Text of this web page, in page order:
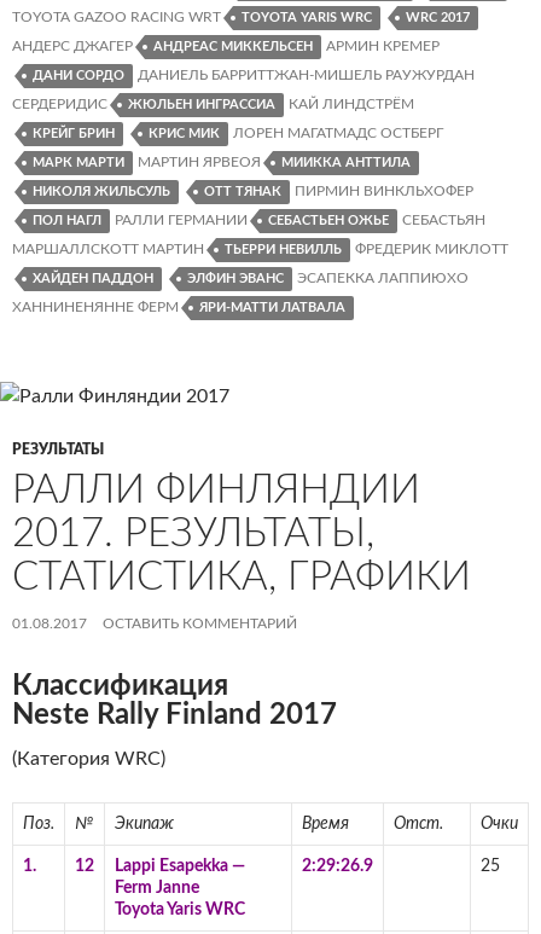
TOYOTA GAZOO RACING WRT TOYOTA YARIS WRC WRC 2017
АНДЕРС ДЖАГЕР АНДРЕАС МИККЕЛЬСЕН АРМИН КРЕМЕР
ДАНИ СОРДО
ДАНИЕЛЬ БАРРИТТЖАН-МИШЕЛЬ РАУЖУРДАН
СЕРДЕРИДИС
ЖЮЛЬЕН ИНГРАССИА КАЙ ЛИНДСТРЁМ
КРЕЙГ БРИН КРИС МИК ЛОРЕН МАГАТМАДС ОСТБЕРГ
МАРК МАРТИ МАРТИН ЯРВЕОЯ МИИККА АНТТИЛА
НИКОЛЯ ЖИЛЬСУЛЬ ОТТ ТЯНАК ПИРМИН ВИНКЛЬХОФЕР
ПОЛ НАГЛ РАЛЛИ ГЕРМАНИИ СЕБАСТЬЕН ОЖЬЕ
СЕБАСТЬЯН
МАРШАЛЛСКОТТ МАРТИН
ТЬЕРРИ НЕВИЛЛЬ ФРЕДЕРИК МИКЛОТТ
ХАЙДЕН ПАДДОН ЭЛФИН ЭВАНС
ЭСАПЕККА ЛАППИЮХО
ХАННИНЕНЯННЕ ФЕРМ
ЯРИ-МАТТИ ЛАТВАЛА
РЕЗУЛЬТАТЫ
РАЛЛИ ФИНЛЯНДИИ
2017. РЕЗУЛЬТАТЫ,
СТАТИСТИКА, ГРАФИКИ
01.08.2017 ОСТАВИТЬ КОММЕНТАРИЙ
Классификация
Neste Rally Finland 2017
(Категория WRC)
Поз. № Экипаж Время Отст. Очки
1. 12 Lappi Esapekka —
Ferm Janne
Toyota Yaris WRC
2:29:26.9 25